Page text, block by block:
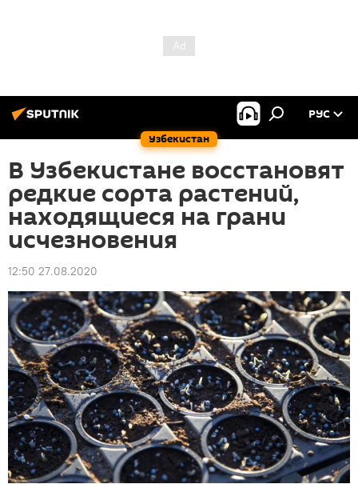
Узбекистан
РУС
В Узбекистане восстановят
редкие сорта растений,
находящиеся на грани
исчезновения
12:50 27.08.2020